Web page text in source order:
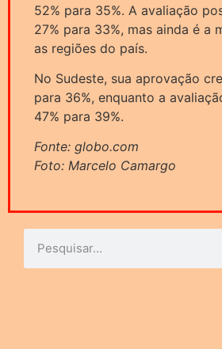
52% para 35%. A avaliação
27% para 33%, mas ainda é a
as regiões do país.
No Sudeste, sua aprovação
para 36%, enquanto a
47% para 39%.
Fonte: globo.com
Foto: Marcelo Camargo